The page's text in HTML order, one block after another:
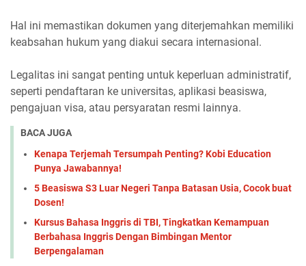
Hal ini memastikan dokumen yang diterjemahkan memiliki
keabsahan hukum yang diakui secara internasional.
Legalitas ini sangat penting untuk keperluan administratif,
seperti pendaftaran ke universitas, aplikasi beasiswa,
pengajuan visa, atau persyaratan resmi lainnya.
BACA JUGA
Kenapa Terjemah Tersumpah Penting? Kobi Education
Punya Jawabannya!
5 Beasiswa S3 Luar Negeri Tanpa Batasan Usia, Cocok buat
Dosen!
Kursus Bahasa Inggris di TBI, Tingkatkan Kemampuan
Berbahasa Inggris Dengan Bimbingan Mentor
Berpengalaman